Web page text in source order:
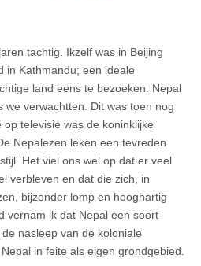
tachtig. Ikzelf was in Beijing
in Kathmandu; een ideale
land eens te bezoeken. Nepal
we verwachtten. Dit was toen nog
televisie was de koninklijke
Nepalezen leken een tevreden
Het viel ons wel op dat er veel
verbleven en dat die zich, in
bijzonder lomp en hooghartig
vernam ik dat Nepal een soort
nasleep van de koloniale
in feite als eigen grondgebied.